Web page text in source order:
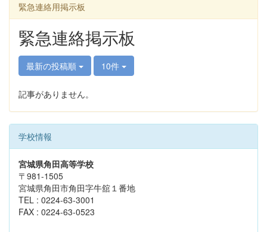
緊急連絡用掲示板
緊急連絡掲示板
最新の投稿順 10件
記事がありません。
学校情報
宮城県角田高等学校
〒981-1505
宮城県角田市角田字牛舘１番地
TEL : 0224-63-3001
FAX : 0224-63-0523